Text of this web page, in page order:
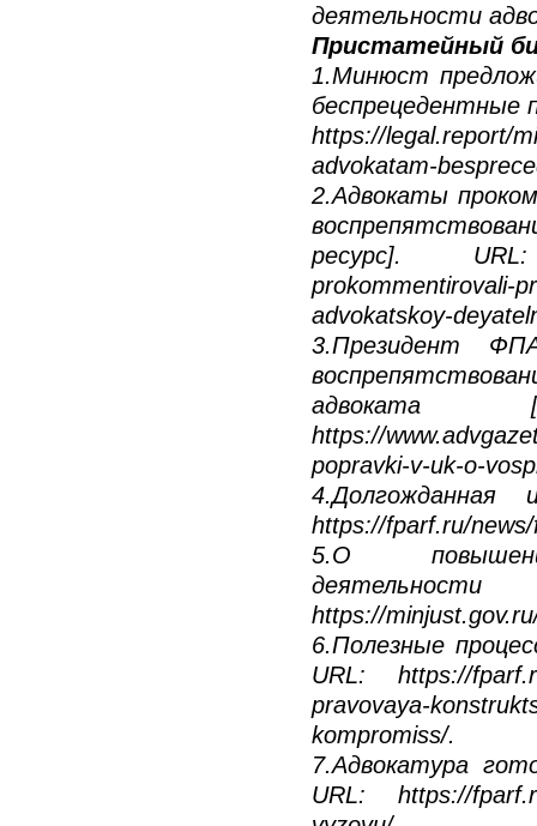
деятельности
Пристатейный
1.Минюст
беспрецедентные
https://legal.report/
advokatam-
2.Адвокаты
ресурс]. URL:
prokommentirovali-
advokatskoy-
3.Президент
адвоката
https://
popravki-v-uk-o-
4.Долгожданная
https://fparf.ru/
5.О
https://
6.Полезные
URL: https://
pravovaya-
kompromiss/.
7.Адвокатура
URL: https://